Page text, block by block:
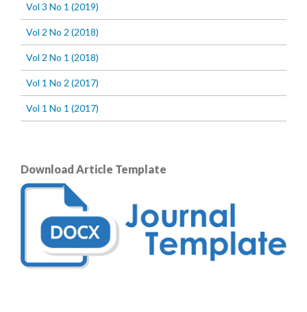
Vol 3 No 1 (2019)
Vol 2 No 2 (2018)
Vol 2 No 1 (2018)
Vol 1 No 2 (2017)
Vol 1 No 1 (2017)
Download Article Template